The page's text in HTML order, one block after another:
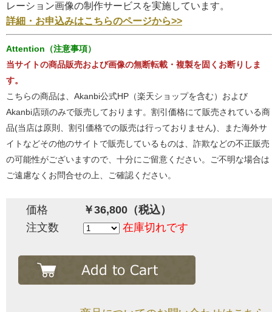
レーション画像の制作サービスを実施しています。
詳細・お申込みはこちらのページから>>
Attention（注意事項）
当サイトの商品販売および画像の無断転載・複製を固くお断りしま
す。
こちらの商品は、Akanbi公式HP（楽天ショップを含む）および
Akanbi店頭のみで販売しております。割引価格にて販売されている商
品(当店は原則、割引価格での販売は行っておりません)、また海外サ
イトなどその他のサイトで販売しているものは、詐欺などの不正販売
の可能性がございますので、十分にご留意ください。ご不明な場合は
ご遠慮なくお問合せの上、ご確認ください。
価格
￥36,800（税込）
注文数
在庫切れです